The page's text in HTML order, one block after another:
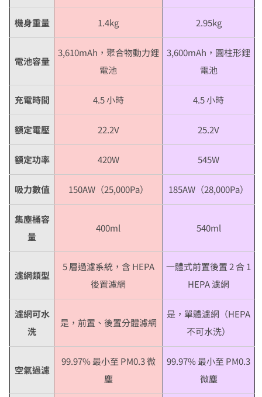
機身重量 1.4kg 2.95kg
電池容量
3,610mAh，聚合物動力鋰
電池
3,600mAh，圓柱形鋰
電池
充電時間 4.5 小時 4.5 小時
額定電壓 22.2V 25.2V
額定功率 420W 545W
吸力數值 150AW（25,000Pa） 185AW（28,000Pa）
集塵桶容
量
400ml 540ml
濾網類型
5 層過濾系統，含 HEPA
後置濾網
一體式前置後置 2 合 1
HEPA 濾網
濾網可水
洗
是，前置、後置分體濾網
是，單體濾網（HEPA
不可水洗）
空氣過濾
99.97% 最小至 PM0.3 微
塵
99.97% 最小至 PM0.3
微塵